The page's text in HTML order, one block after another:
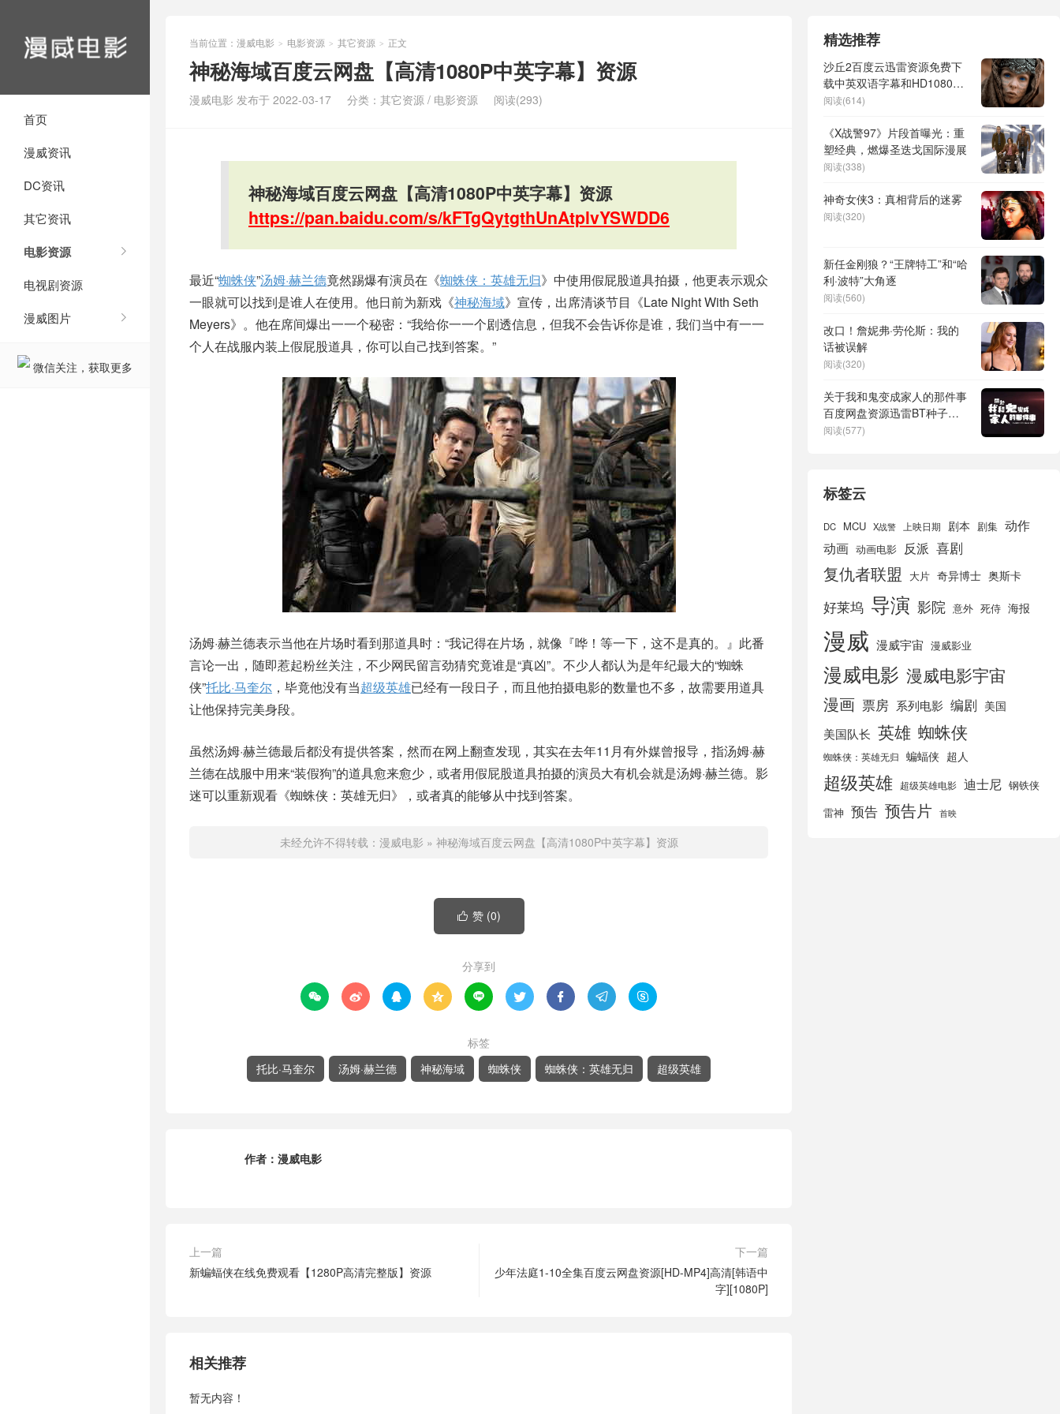
首页
漫威资讯
DC资讯
其它资讯
电影资源
电视剧资源
漫威图片
微信关注，获取更多
当前位置： 漫威电影 > 电影资源 > 其它资源 > 正文
神秘海域百度云网盘【高清1080P中英字幕】资源
漫威电影 发布于 2022-03-17 分类： 其它资源 / 电影资源 阅读(293)
神秘海域百度云网盘【高清1080P中英字幕】资源
https://pan.baidu.com/s/kFTgQytgthUnAtplvYSWDD6
最近“蜘蛛侠”汤姆·赫兰德竟然踢爆有演员在《蜘蛛侠：英雄无归》中使用假屁股道具拍摄，他更表示观众
一眼就可以找到是谁人在使用。他日前为新戏《神秘海域》宣传，出席清谈节目《Late Night With Seth
Meyers》。他在席间爆出一一个秘密：“我给你一一个剧透信息，但我不会告诉你是谁，我们当中有一一
个人在战服内装上假屁股道具，你可以自己找到答案。”
汤姆·赫兰德表示当他在片场时看到那道具时：“我记得在片场，就像『哗！等一下，这不是真的。』此番
言论一出，随即惹起粉丝关注，不少网民留言劲猜究竟谁是“真凶”。不少人都认为是年纪最大的“蜘蛛
侠”托比·马奎尔 ，毕竟他没有当超级英雄已经有一段日子，而且他拍摄电影的数量也不多，故需要用道具
让他保持完美身段。
虽然汤姆·赫兰德最后都没有提供答案，然而在网上翻查发现，其实在去年11月有外媒曾报导，指汤姆·赫
兰德在战服中用来“装假狗”的道具愈来愈少，或者用假屁股道具拍摄的演员大有机会就是汤姆·赫兰德。影
迷可以重新观看《蜘蛛侠：英雄无归》，或者真的能够从中找到答案。
未经允许不得转载： 漫威电影 » 神秘海域百度云网盘【高清1080P中英字幕】资源
 赞 (0)
分享到
        
标签
托比·马奎尔
汤姆·赫兰德 神秘海域 蜘蛛侠 蜘蛛侠：英雄无归 超级英雄
作者： 漫威电影
上一篇
新蝙蝠侠在线免费观看【1280P高清完整版】资源
下一篇
少年法庭1-10全集百度云网盘资源[HD-MP4]高清[韩语中
字][1080P]
相关推荐
暂无内容！
精选推荐
沙丘2百度云迅雷资源免费下
载中英双语字幕和HD1080p
高清资源免费
阅读(614)
《X战警97》片段首曝光：重
塑经典，燃爆圣迭戈国际漫展
阅读(338)
神奇女侠3：真相背后的迷雾
阅读(320)
新任金刚狼？“王牌特工”和“哈
利·波特”大角逐
阅读(560)
改口！詹妮弗·劳伦斯：我的
话被误解
阅读(320)
关于我和鬼变成家人的那件事
百度网盘资源迅雷BT种子下
载「HD1280P/3.3G-MP4高
阅读(577)
标签云
DC MCU X战警 上映日期 剧本 剧集 动作
动画 动画电影 反派 喜剧
复仇者联盟 大片 奇异博士 奥斯卡
好莱坞 导演 影院 意外 死侍 海报
漫威 漫威宇宙 漫威影业
漫威电影 漫威电影宇宙
漫画 票房 系列电影 编剧 美国
美国队长 英雄 蜘蛛侠
蜘蛛侠：英雄无归 蝙蝠侠 超人
超级英雄 超级英雄电影 迪士尼 钢铁侠
雷神 预告 预告片 首映